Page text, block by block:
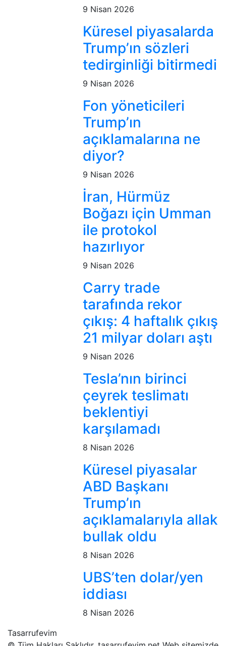
9 Nisan 2026
Küresel piyasalarda
Trump’ın sözleri
tedirginliği bitirmedi
9 Nisan 2026
Fon yöneticileri
Trump’ın
açıklamalarına ne
diyor?
9 Nisan 2026
İran, Hürmüz
Boğazı için Umman
ile protokol
hazırlıyor
9 Nisan 2026
Carry trade
tarafında rekor
çıkış: 4 haftalık çıkış
21 milyar doları aştı
9 Nisan 2026
Tesla’nın birinci
çeyrek teslimatı
beklentiyi
karşılamadı
8 Nisan 2026
Küresel piyasalar
ABD Başkanı
Trump’ın
açıklamalarıyla allak
bullak oldu
8 Nisan 2026
UBS’ten dolar/yen
iddiası
8 Nisan 2026
Tasarrufevim